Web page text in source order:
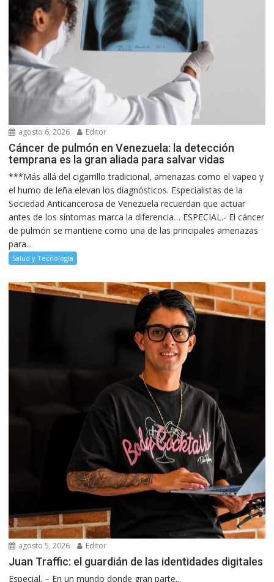
agosto 6, 2026 Editor
Cáncer de pulmón en Venezuela: la detección
temprana es la gran aliada para salvar vidas
***Más allá del cigarrillo tradicional, amenazas como el vapeo y
el humo de leña elevan los diagnósticos. Especialistas de la
Sociedad Anticancerosa de Venezuela recuerdan que actuar
antes de los síntomas marca la diferencia… ESPECIAL.- El cáncer
de pulmón se mantiene como una de las principales amenazas
para...
Salud y Tecnología
agosto 5, 2026 Editor
Juan Traffic: el guardián de las identidades digitales
Especial. – En un mundo donde gran parte...